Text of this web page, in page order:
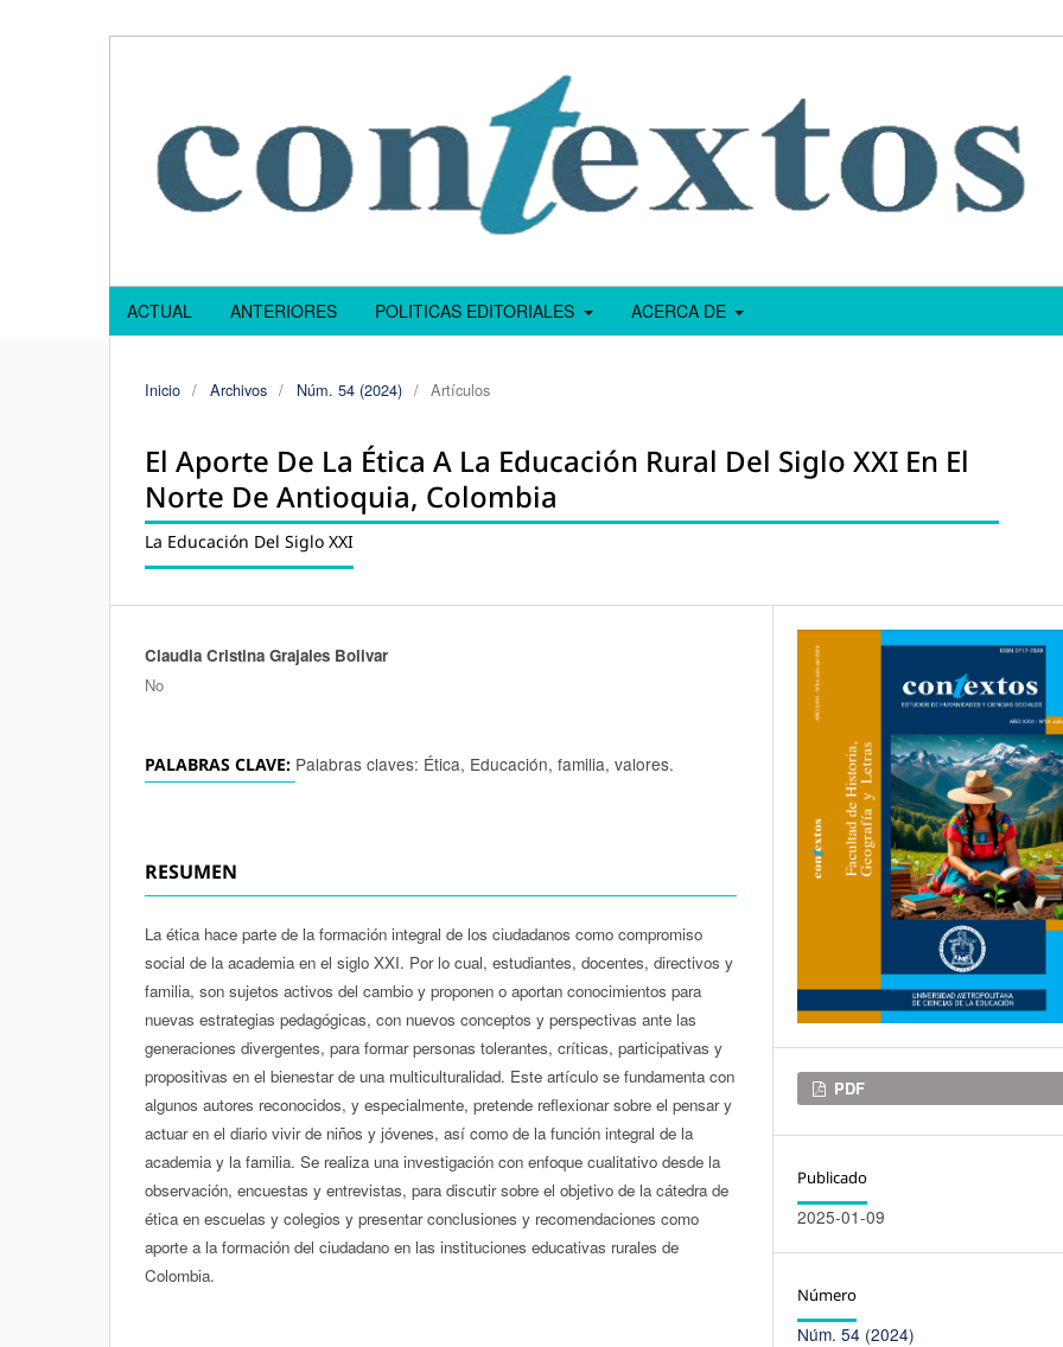
ACTUAL ANTERIORES POLITICAS EDITORIALES ACERCA DE
Inicio / Archivos / Núm. 54 (2024) / Artículos
El Aporte De La Ética A La Educación Rural Del Siglo XXI En El
Norte De Antioquia, Colombia
La Educación Del Siglo XXI
Autores/as
Claudia Cristina Grajales Bolivar
No
PALABRAS CLAVE: Palabras claves: Ética, Educación, familia, valores.
RESUMEN
La ética hace parte de la formación integral de los ciudadanos como compromiso
social de la academia en el siglo XXI. Por lo cual, estudiantes, docentes, directivos y
familia, son sujetos activos del cambio y proponen o aportan conocimientos para
nuevas estrategias pedagógicas, con nuevos conceptos y perspectivas ante las
generaciones divergentes, para formar personas tolerantes, críticas, participativas y
propositivas en el bienestar de una multiculturalidad. Este artículo se fundamenta con
algunos autores reconocidos, y especialmente, pretende reflexionar sobre el pensar y
actuar en el diario vivir de niños y jóvenes, así como de la función integral de la
academia y la familia. Se realiza una investigación con enfoque cualitativo desde la
observación, encuestas y entrevistas, para discutir sobre el objetivo de la cátedra de
ética en escuelas y colegios y presentar conclusiones y recomendaciones como
aporte a la formación del ciudadano en las instituciones educativas rurales de
Colombia.
Descargas
PDF
Publicado
2025-01-09
Número
Núm. 54 (2024)